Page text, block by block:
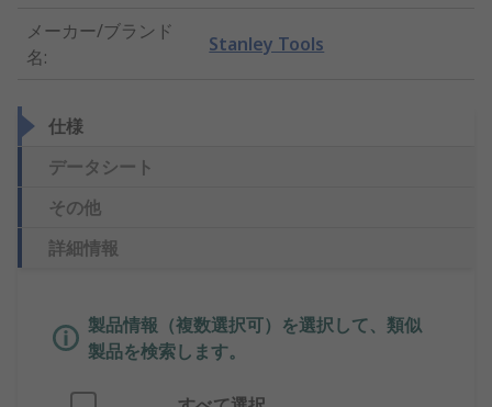
メーカー/ブランド
名:
Stanley Tools
仕様
データシート
その他
詳細情報
製品情報（複数選択可）を選択して、類似
製品を検索します。